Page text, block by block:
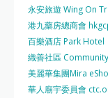
永安旅遊 Wing On
港九藥房總商會
百樂酒店 Park Hotel
織善社區
美麗華集團Mira
華人廟宇委員會